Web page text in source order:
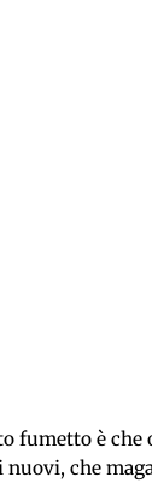
fumetto è che
che